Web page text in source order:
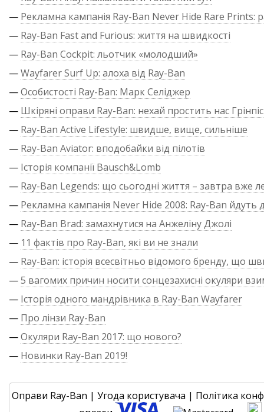
— Рекламна кампанія Ray-Ban Never Hide Rare Prints:
— Ray-Ban Fast and Furious: життя на швидкості
— Ray-Ban Cockpit: льотчик «молодший»
—Wayfarer Surf Up: алоха від Ray-Ban
—Особистості Ray-Ban: Марк Селіджер
— Шкіряні оправи Ray-Ban: нехай простить нас Грінпіс
— Ray-Ban Active Lifestyle: швидше, вище, сильніше
— Ray-Ban Aviator: вподобайки від пілотів
— Історія компанії Bausch&Lomb
— Ray-Ban Legends: що сьогодні життя – завтра вже
— Рекламна кампанія Never Hide 2008: Ray-Ban йдуть
— Ray-Ban Brad: замахнутися на Анжеліну Джолі
— 11 фактів про Ray-Ban, які ви не знали
— Ray-Ban: історія всесвітньо відомого бренду, що
—5 вагомих причин носити сонцезахисні окуляри
— Історія одного мандрівника в Ray-Ban Wayfarer
— Про лінзи Ray-Ban
—Окуляри Ray-Ban 2017: що нового?
— Новинки Ray-Ban 2019!
Оправи Ray-Ban | Угода користувача | Політика